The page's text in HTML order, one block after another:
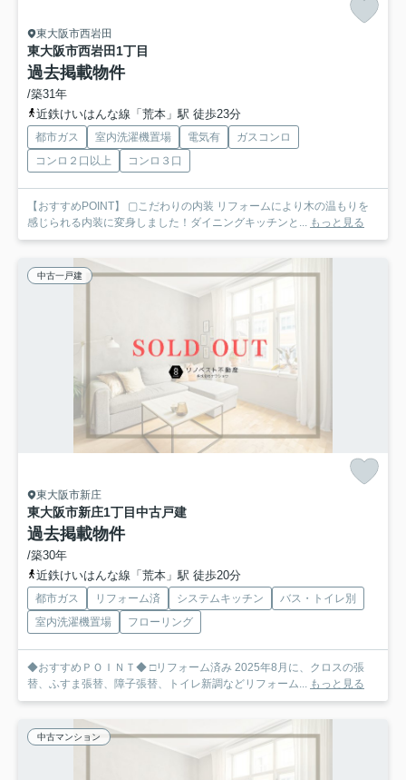
東大阪市西岩田
東大阪市西岩田1丁目
過去掲載物件
/築31年
近鉄けいはんな線「荒本」駅 徒歩23分
都市ガス 室内洗濯機置場 電気有
ガスコンロ
コンロ２口以上
コンロ３口
【おすすめPOINT】 ▢こだわりの内装 リフォームにより木の温もりを
感じられる内装に変身しました！ダイニングキッチンと... もっと見る
中古一戸建
東大阪市新庄
東大阪市新庄1丁目中古戸建
過去掲載物件
/築30年
近鉄けいはんな線「荒本」駅 徒歩20分
都市ガス リフォーム済 システムキッチン
バス・トイレ別
室内洗濯機置場
フローリング
◆おすすめＰＯＩＮＴ◆ □リフォーム済み 2025年8月に、クロスの張
替、ふすま張替、障子張替、トイレ新調などリフォーム... もっと見る
中古マンション